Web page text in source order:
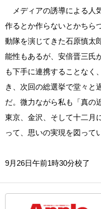
メディアの誘導による人
作るとか作らないとかちら
動隊を演じてきた石原慎太
能性もあるが、安倍晋三氏
も下手に連携することなく
き、次回の総選挙で堂々と
だ。微力ながら私も「真の
東京、金沢、そして十二月
って、思いの実現を図って
9月26日午前1時30分校了